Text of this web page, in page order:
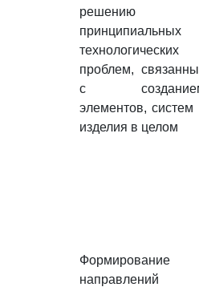
решению
принципиальных
технологических
проблем,
с
элементов, систем
изделия в целом
Формирование
направлений